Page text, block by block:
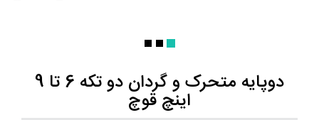
دوپایه متحرک و گردان دو تکه 6 تا 9
اینچ قوچ